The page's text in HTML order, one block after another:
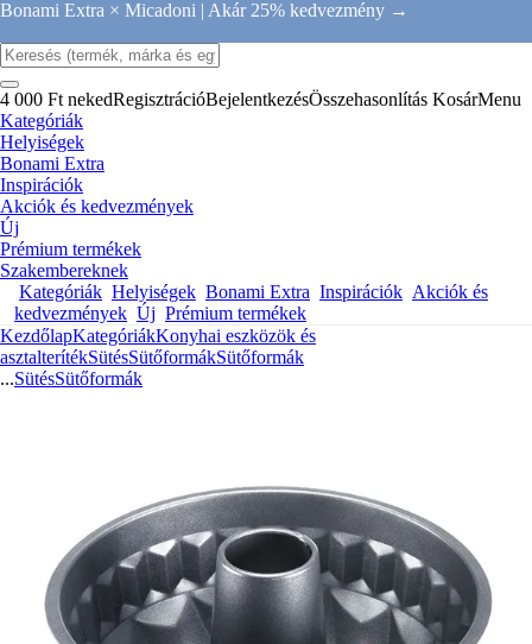
Bonami Extra × Micadoni | Akár 25% kedvezmény →
4 000 Ft nekedRegisztrációBejelentkezésÖsszehasonlítás KosárMenu
Kategóriák
Helyiségek
Bonami Extra
Inspirációk
Akciók és kedvezmények
Új
Prémium termékek
Szakembereknek
Kategóriák Helyiségek Bonami Extra Inspirációk Akciók és
kedvezmények Új Prémium termékek
KezdőlapKategóriákKonyhai eszközök és
asztalterítékSütésSütőformákSütőformák
...SütésSütőformák